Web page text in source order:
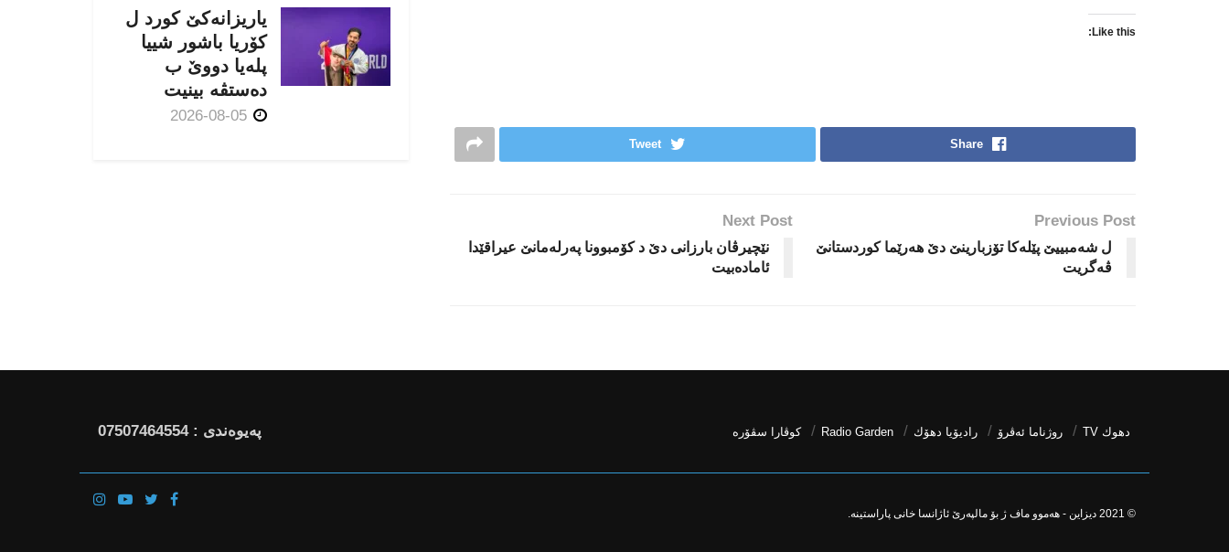
Like this:
Share
Tweet
Previous Post
ل شەمبییێ پێلەكا تۆزبارینێ دێ هەرێما كوردستانێ
ڤەگریت
Next Post
نێچیرڤان بارزانی دێ د كۆمبوونا په‌رله‌مانێ عیراقێدا
ئاماده‌بیت
یاریزانەكێ کورد ل
کۆریا باشور شییا
پلەیا دووێ ب
دەستڤە بینیت
دھوك TV روژناما ئەڤرۆ رادیۆیا دهۆك Radio Garden كوڤارا سڤۆره‌ پەیوەندی : 07507464554
© 2021 دیزاین - هه‌موو ماف ژ بۆ مالپه‌رێ ئاژانسا خانی پاراستینه‌.